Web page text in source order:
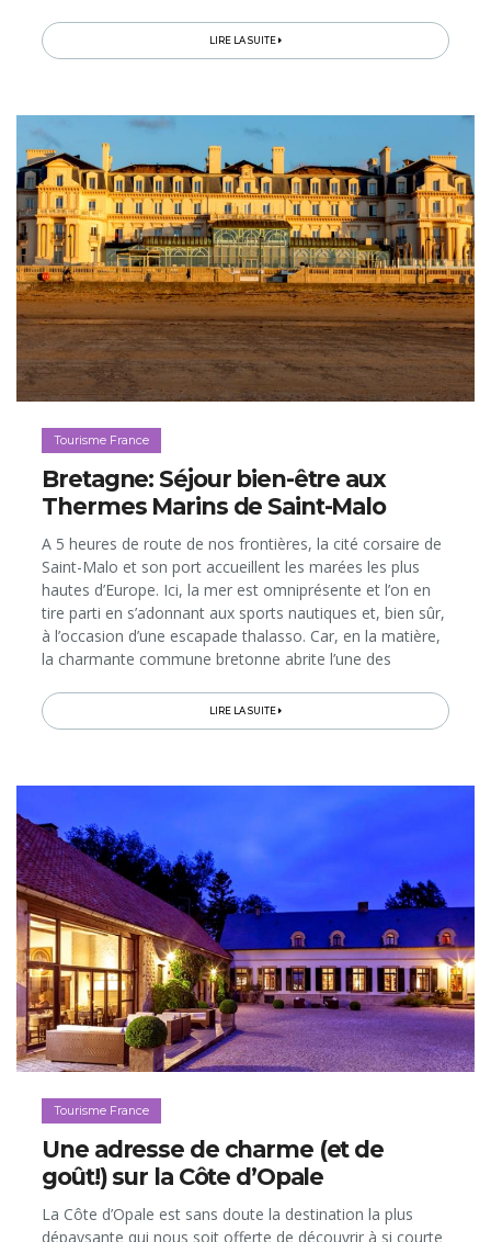
royaux, les prix des cures, eux, sont bien plus
intéressants qu’en Europe. Sans compter qu’ici, le soleil
LIRE LA SUITE
Tourisme France
Bretagne: Séjour bien-être aux
Thermes Marins de Saint-Malo
A 5 heures de route de nos frontières, la cité corsaire de
Saint-Malo et son port accueillent les marées les plus
hautes d’Europe. Ici, la mer est omniprésente et l’on en
tire parti en s’adonnant aux sports nautiques et, bien sûr,
à l’occasion d’une escapade thalasso. Car, en la matière,
la charmante commune bretonne abrite l’une des
Marins de Saint-Malo qui, en 2013, ont fêté leurs 50 ans.
LIRE LA SUITE
Tourisme France
Une adresse de charme (et de
goût!) sur la Côte d’Opale
La Côte d’Opale est sans doute la destination la plus
dépaysante qui nous soit offerte de découvrir à si courte